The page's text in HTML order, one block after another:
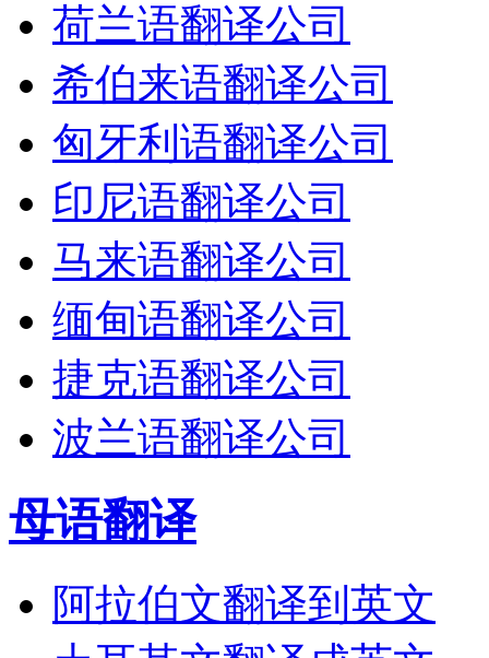
荷兰语翻译公司
希伯来语翻译公司
匈牙利语翻译公司
印尼语翻译公司
马来语翻译公司
缅甸语翻译公司
捷克语翻译公司
波兰语翻译公司
母语翻译
阿拉伯文翻译到英文